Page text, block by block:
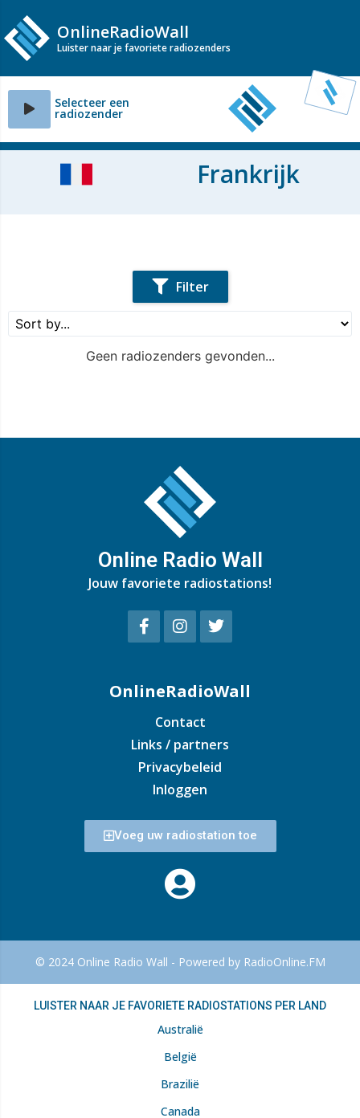
OnlineRadioWall
Luister naar je favoriete radiozenders
Selecteer een
radiozender
Frankrijk
Filter
Geen radiozenders gevonden...
Online Radio Wall
Jouw favoriete radiostations!
OnlineRadioWall
Contact
Links / partners
Privacybeleid
Inloggen
Voeg uw radiostation toe
© 2024 Online Radio Wall - Powered by RadioOnline.FM
LUISTER NAAR JE FAVORIETE RADIOSTATIONS PER LAND
Australië
België
Brazilië
Canada